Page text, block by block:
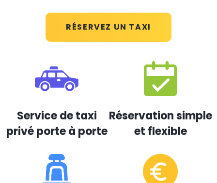
RÉSERVEZ UN TAXI
Service de taxi
privé porte à porte
Réservation simple
et flexible